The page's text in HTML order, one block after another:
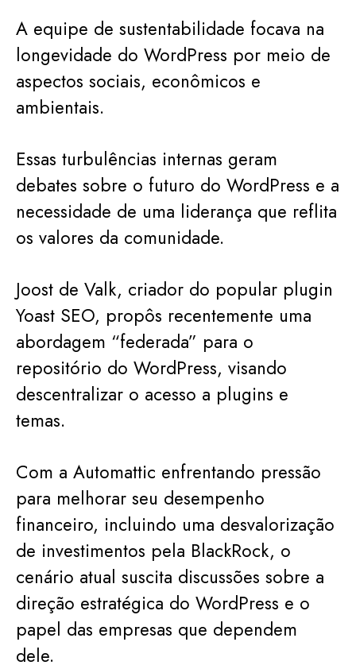
A equipe de sustentabilidade focava na
longevidade do WordPress por meio de
aspectos sociais, econômicos e
ambientais.
Essas turbulências internas geram
debates sobre o futuro do WordPress e a
necessidade de uma liderança que reflita
os valores da comunidade.
Joost de Valk, criador do popular plugin
Yoast SEO, propôs recentemente uma
abordagem “federada” para o
repositório do WordPress, visando
descentralizar o acesso a plugins e
temas.
Com a Automattic enfrentando pressão
para melhorar seu desempenho
financeiro, incluindo uma desvalorização
de investimentos pela BlackRock, o
cenário atual suscita discussões sobre a
direção estratégica do WordPress e o
papel das empresas que dependem
dele.